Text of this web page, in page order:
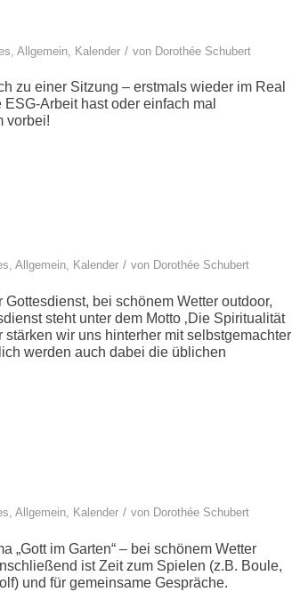
Allgemein Kalender / von Dorothée Schubert
zu einer Sitzung – erstmals wieder im Real
Arbeit hast oder einfach mal
vorbei!
Allgemein Kalender / von Dorothée Schubert
bei schönem Wetter outdoor,
steht unter dem Motto ‚Die Spiritualität
stärken wir uns hinterher mit selbstgemachter
werden auch dabei die üblichen
, Allgemein, Kalender / von Dorothée Schubert
„Gott im Garten“ – bei schönem Wetter
ist Zeit zum Spielen (z.B. Boule,
und für gemeinsame Gespräche.